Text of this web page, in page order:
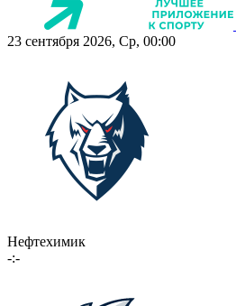
23 сентября 2026, Ср, 00:00
Нефтехимик
-:-